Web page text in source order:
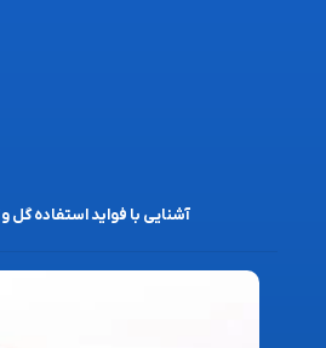
آشنایی با فواید استفاده گل